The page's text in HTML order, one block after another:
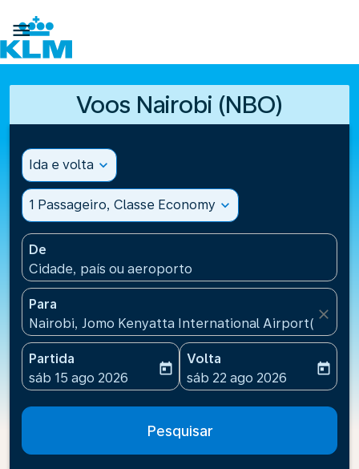

Voos Nairobi (NBO)
Ida e volta expand_more
1 Passageiro, Classe Economy expand_more
De
Cidade, país ou aeroporto
Para
Nairobi, Jomo Kenyatta International Airport(NBO),
close
Partida
fc-booking-departure-date-aria-label
sáb 15 ago 2026
today
Volta
fc-booking-return-date-
sáb 22 ago 2026
today
Pesquisar